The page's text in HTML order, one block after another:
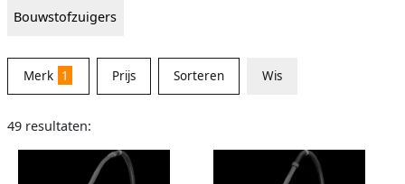
Bouwstofzuigers
Merk 1 Prijs Sorteren Wis
49 resultaten: